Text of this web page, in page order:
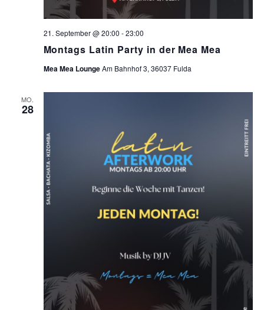
Montags Latin Party in der Mea Mea
21. September @ 20:00 -23:00
Mea Mea LoungeAm Bahnhof 3, 36037 Fulda
MO.
28